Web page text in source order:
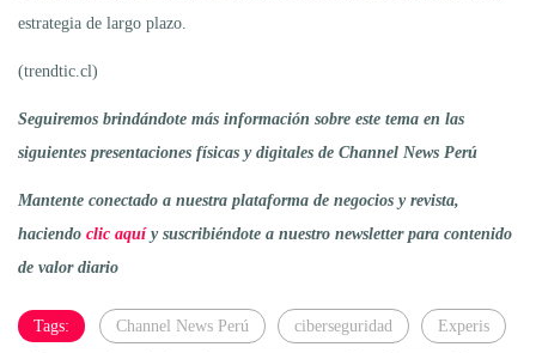
estrategia de largo plazo.
(trendtic.cl)
Seguiremos brindándote más información sobre este tema en las
siguientes presentaciones físicas y digitales de Channel News Perú
Mantente conectado a nuestra plataforma de negocios y revista,
haciendo clic aquíy suscribiéndote a nuestro newsletter para contenido
de valor diario
Tags: Channel News Perú ciberseguridad Experis